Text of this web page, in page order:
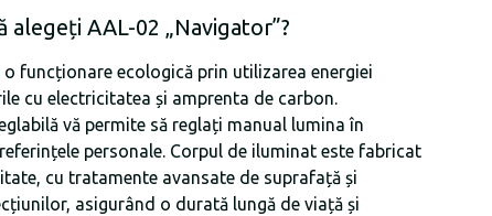
alegeți AAL-02 „Navigator”?
funcționare ecologică prin utilizarea energiei
cu electricitatea și amprenta de carbon.
vă permite să reglați manual lumina în
personale. Corpul de iluminat este fabricat
cu tratamente avansate de suprafață și
asigurând o durată lungă de viață și